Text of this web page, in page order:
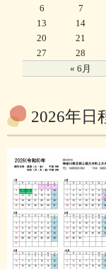
« 6月
6
7
13
14
20
21
27
28
2026年日